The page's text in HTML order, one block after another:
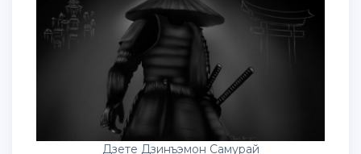
Дзете Дзинъэмон Самурай